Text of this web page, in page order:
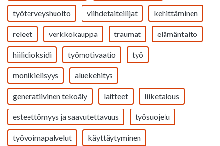
työterveyshuolto viihdetaiteilijat kehittäminen
releet verkkokauppa traumat elämäntaito
hiilidioksidi työmotivaatio työ
monikielisyys aluekehitys
generatiivinen tekoäly laitteet liiketalous
esteettömyys ja saavutettavuus työsuojelu
työvoimapalvelut käyttäytyminen